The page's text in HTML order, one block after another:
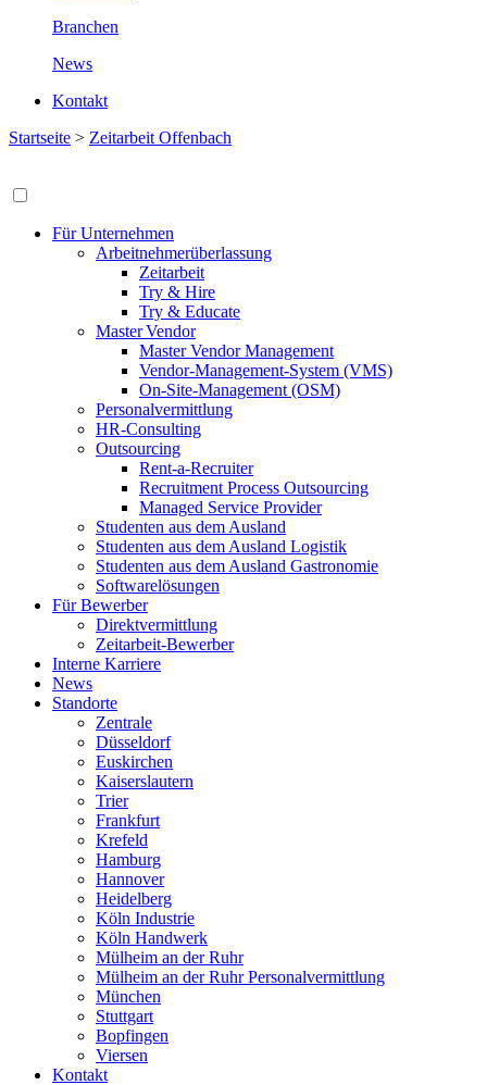
Branchen
News
Kontakt
Startseite > Zeitarbeit Offenbach
Für Unternehmen
Arbeitnehmerüberlassung
Zeitarbeit
Try & Hire
Try & Educate
Master Vendor
Master Vendor Management
Vendor-Management-System (VMS)
On-Site-Management (OSM)
Personalvermittlung
HR-Consulting
Outsourcing
Rent-a-Recruiter
Recruitment Process Outsourcing
Managed Service Provider
Studenten aus dem Ausland
Studenten aus dem Ausland Logistik
Studenten aus dem Ausland Gastronomie
Softwarelösungen
Für Bewerber
Direktvermittlung
Zeitarbeit-Bewerber
Interne Karriere
News
Standorte
Zentrale
Düsseldorf
Euskirchen
Kaiserslautern
Trier
Frankfurt
Krefeld
Hamburg
Hannover
Heidelberg
Köln Industrie
Köln Handwerk
Mülheim an der Ruhr
Mülheim an der Ruhr Personalvermittlung
München
Stuttgart
Bopfingen
Viersen
Kontakt